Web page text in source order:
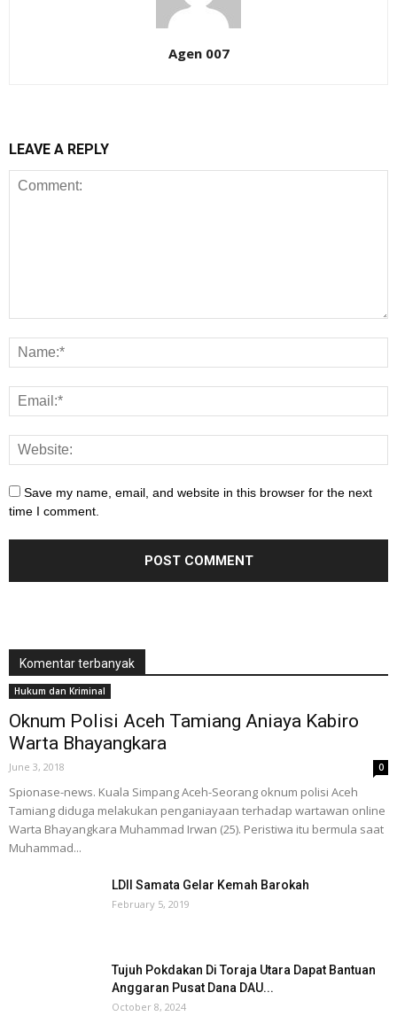
Agen 007
LEAVE A REPLY
Save my name, email, and website in this browser for the next
time I comment.
Komentar terbanyak
Hukum dan Kriminal
Oknum Polisi Aceh Tamiang Aniaya Kabiro
Warta Bhayangkara
June 3, 2018 0
Spionase-news. Kuala Simpang Aceh-Seorang oknum polisi Aceh
Tamiang diduga melakukan penganiayaan terhadap wartawan online
Warta Bhayangkara Muhammad Irwan (25). Peristiwa itu bermula saat
Muhammad...
LDII Samata Gelar Kemah Barokah
February 5, 2019
Tujuh Pokdakan Di Toraja Utara Dapat Bantuan
Anggaran Pusat Dana DAU...
October 8, 2024